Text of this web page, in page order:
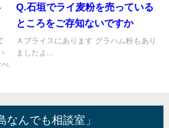
べ
Q.石垣でライ麦粉を売っている
ところをご存知ないですか
Ａプライスにあります グラハム粉もあり
ましたよ...
んでも相談室」